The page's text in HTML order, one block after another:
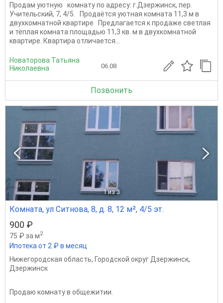
Продам уютную комнату по адресу: г.Дзержинск, пер.
Учительский, 7, 4/5. Продаётся уютная комната 11,3 м в
двухкомнатной квартире Предлагается к продаже светлая
и тёплая комната площадью 11,3 кв. м в двухкомнатной
квартире. Квартира отличается...
Новаторова Татьяна
Николаевна
06.08
Позвонить
1 из 3
Комната, ул Ситнова, 8, д. 8, 12 м², 4/5 эт.
900 ₽
75 ₽ за м2
Ипотека от 2 ₽ в месяц
Нижегородская область, Городской округ Дзержинск,
Дзержинск
Продаю комнату в общежитии.